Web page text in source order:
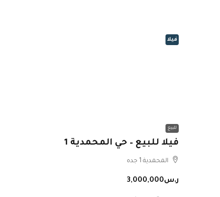
للبيع
فيلا للبيع – حي المحمدية 1
المحمدية 1 جده
ر.س3,000,000
فيلا